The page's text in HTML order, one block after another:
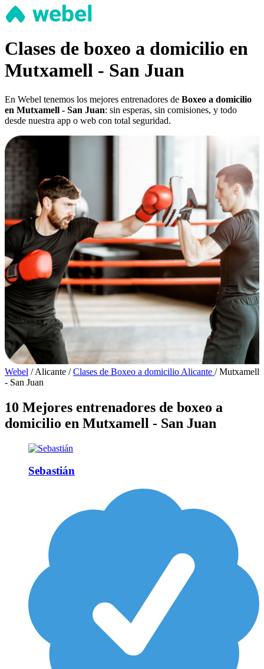
Clases de boxeo a domicilio en
Mutxamell - San Juan
En Webel tenemos los mejores entrenadores de Boxeo a domicilio
en Mutxamell - San Juan: sin esperas, sin comisiones, y todo
desde nuestra app o web con total seguridad.
Webel / Alicante / Clases de Boxeo a domicilio Alicante / Mutxamell
- San Juan
10 Mejores entrenadores de boxeo a
domicilio en Mutxamell - San Juan
Sebastián